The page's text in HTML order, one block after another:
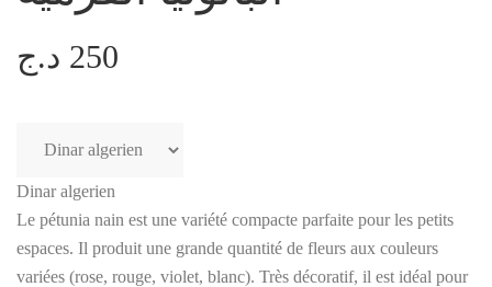
250 د.ج
Dinar algerien
Le pétunia nain est une variété compacte parfaite pour les petits
espaces. Il produit une grande quantité de fleurs aux couleurs
variées (rose, rouge, violet, blanc). Très décoratif, il est idéal pour